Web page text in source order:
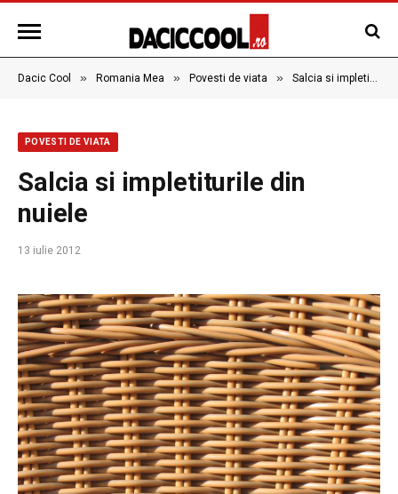
Dacic Cool » Romania Mea » Povesti de viata » Salcia si impletiturile din nuiele
POVESTI DE VIATA
Salcia si impletiturile din
nuiele
13 iulie 2012